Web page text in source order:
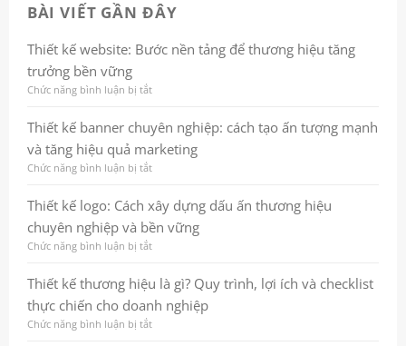
BÀI VIẾT GẦN ĐÂY
Thiết kế website: Bước nền tảng để thương hiệu tăng
trưởng bền vững
Chức năng bình luận bị tắtở
kế
website:
Bước
nền
thương
hiệu
tăng
vững
Thiết kế banner chuyên nghiệp: cách tạo ấn tượng mạnh
và tăng hiệu quả marketing
Chức năng bình luận bị tắtở
kế
banner
chuyên
nghiệp:
tạo
ấn
tượng
mạnh
Thiết kế logo: Cách xây dựng dấu ấn thương hiệu
chuyên nghiệp và bền vững
Chức năng bình luận bị tắtở
kế
logo:
Cách
xây
Thiết kế thương hiệu là gì? Quy trình, lợi ích và checklist
thực chiến cho doanh nghiệp
Chức năng bình luận bị tắtở